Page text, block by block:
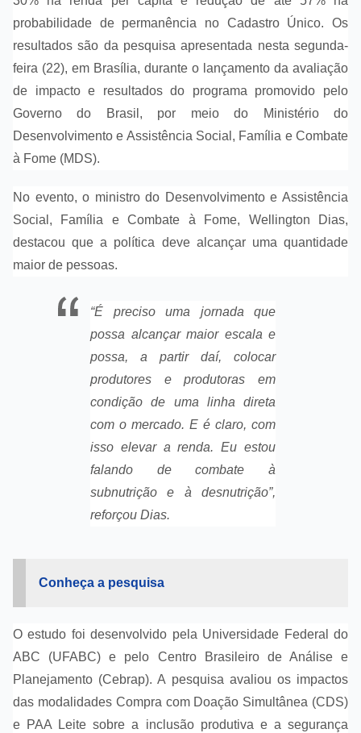
probabilidade de permanência no Cadastro Único. Os
resultados são da pesquisa apresentada nesta segunda-
feira (22), em Brasília, durante o lançamento da avaliação
de impacto e resultados do programa promovido pelo
Governo do Brasil, por meio do Ministério do
Desenvolvimento e Assistência Social, Família e Combate
à Fome (MDS).
No evento, o ministro do Desenvolvimento e Assistência
Social, Família e Combate à Fome, Wellington Dias,
destacou que a política deve alcançar uma quantidade
maior de pessoas.
“É preciso uma jornada que
possa alcançar maior escala e
possa, a partir daí, colocar
produtores e produtoras em
condição de uma linha direta
com o mercado. E é claro, com
isso elevar a renda. Eu estou
falando de combate à
subnutrição e à desnutrição”,
reforçou Dias.
Conheça a pesquisa
O estudo foi desenvolvido pela Universidade Federal do
ABC (UFABC) e pelo Centro Brasileiro de Análise e
Planejamento (Cebrap). A pesquisa avaliou os impactos
das modalidades Compra com Doação Simultânea (CDS)
e PAA Leite sobre a inclusão produtiva e a segurança